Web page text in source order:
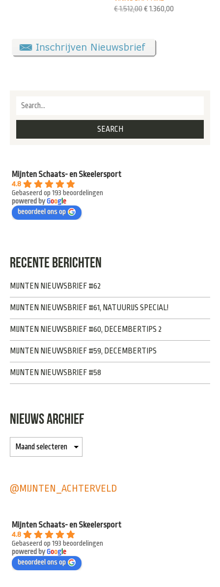
€1.512,00€ 1.360,00
Mijnten Schaats- en Skeelersport
4.8
Gebaseerd op 193 beoordelingen
powered byGooge
beoordeel ons op
RECENTE BERICHTEN
MIJNTEN NIEUWSBRIEF #62
MIJNTEN NIEUWSBRIEF #61, NATUURIJS SPECIAL!
MIJNTEN NIEUWSBRIEF #60, DECEMBERTIPS 2
MIJNTEN NIEUWSBRIEF #59, DECEMBERTIPS
MIJNTEN NIEUWSBRIEF #58
NIEUWS ARCHIEF
@MIJNTEN_ACHTERVELD
Mijnten Schaats- en Skeelersport
4.8
Gebaseerd op 193 beoordelingen
powered byGooge
beoordeel ons op